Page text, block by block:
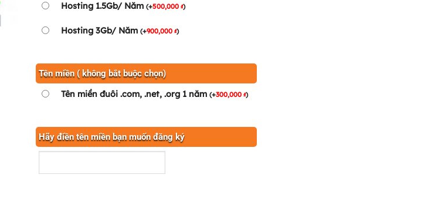
Hosting 1.5Gb/ Năm (+500,000 ₫)
Hosting 3Gb/ Năm (+900,000 ₫)
Tên miền ( không bắt buộc chọn)
Tên miền đuôi .com, .net, .org 1 năm (+300,000 ₫)
Hãy điền tên miền bạn muốn đăng ký